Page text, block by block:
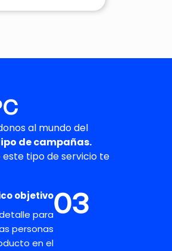
al mundo del
de campañas.
tipo de servicio te
objetivo
para
personas
en el
03